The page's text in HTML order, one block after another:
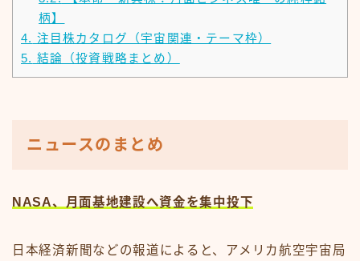
柄】
4. 注目株カタログ（宇宙関連・テーマ枠）
5. 結論（投資戦略まとめ）
ニュースのまとめ
NASA、月面基地建設へ資金を集中投下
日本経済新聞などの報道によると、アメリカ航空宇宙局